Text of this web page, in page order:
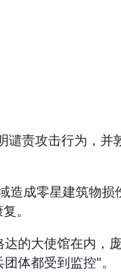
谴责攻击行为，并
造成零星建筑物损
。
的大使馆在内，
体都受到监控"。